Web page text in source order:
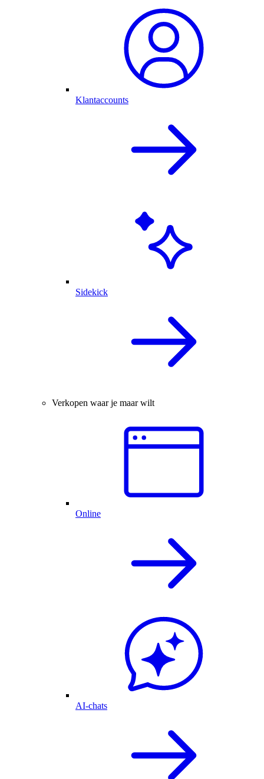
Klantaccounts
Sidekick
Verkopen waar je maar wilt
Online
AI-chats